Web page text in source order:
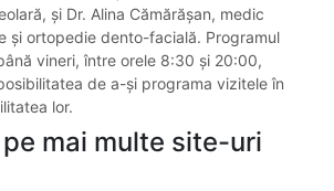
și Dr. Alina Cămărășan, medic
și ortopedie dento-facială. Programul
vineri, între orele 8:30 și 20:00,
de a-și programa vizitele în
lor.
mai multe site-uri